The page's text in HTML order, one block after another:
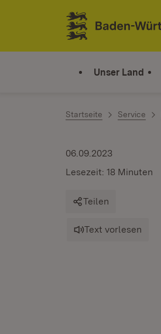
Zum Inhalt springen
Link zur Startseite
Unser Land
Startseite Service
06.09.2023
Lesezeit: 18 Minuten
Teilen
Text vorlesen